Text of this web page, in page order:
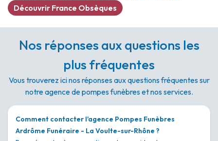
Découvrir France Obsèques
Nos réponses aux questions les
plus fréquentes
Vous trouverez ici nos réponses aux questions fréquentes sur
notre agence de pompes funèbres et nos services.
Comment contacter l'agence Pompes Funèbres
Ardrôme Funéraire - La Voulte-sur-Rhône ?